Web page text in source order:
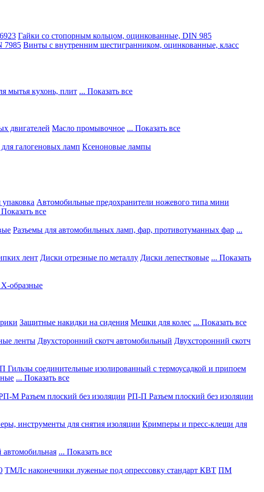
Гайки со стопорным кольцом, оцинкованные, DIN 985
7985 Винты с внутренним шестигранником, оцинкованные, класс
мытья кухонь, плит ... Показать все
двигателей Масло промывочное ... Показать все
галогеновых ламп Ксеноновые лампы
Автомобильные предохранители ножевого типа мини
все
Разъемы для автомобильных ламп, фар, противотуманных фар ...
лент Диски отрезные по металлу Диски лепестковые ... Показать
образные
Защитные накидки на сидения Мешки для колес ... Показать все
ленты Двухсторонний скотч автомобильный Двухсторонний скотч
соединительные изолированный с термоусадкой и припоем
... Показать все
М Разъем плоский без изоляции РП-П Разъем плоский без изоляции
инструменты для снятия изоляции Кримперы и пресс-клещи для
автомобильная ... Показать все
ТМЛс наконечники луженые под опрессовку стандарт КВТ ПМ